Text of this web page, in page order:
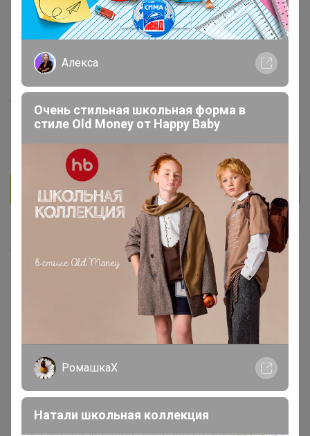
837 142 10 148 3
На сайте 5 часов назад
День рождения 16 июля
Красноярск
В клубе с 27 ноября 2016 г.
Личное сообщение
Скопировать ссылку
Алекса
Очень стильная школьная форма в
стиле Old Money от Нappy Вaby
РомашкаХ
Натали школьная коллекция